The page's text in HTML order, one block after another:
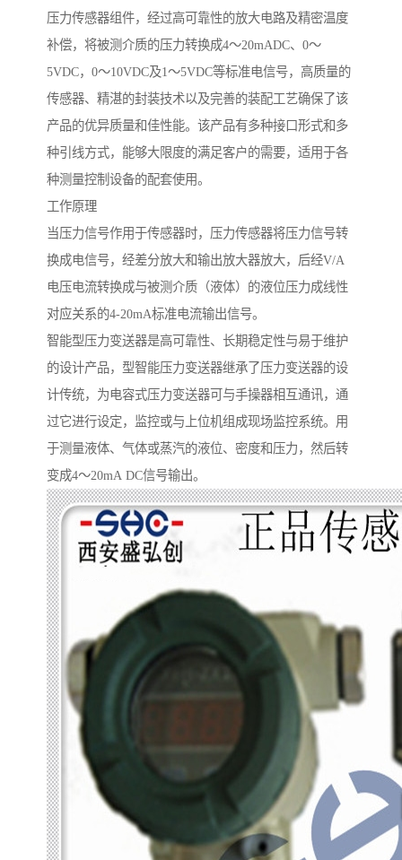
压力传感器组件，经过高可靠性的放大电路及精密温度
补偿，将被测介质的压力转换成4～20mADC、0～
5VDC，0～10VDC及1～5VDC等标准电信号，高质量的
传感器、精湛的封装技术以及完善的装配工艺确保了该
产品的优异质量和佳性能。该产品有多种接口形式和多
种引线方式，能够大限度的满足客户的需要，适用于各
种测量控制设备的配套使用。
工作原理
当压力信号作用于传感器时，压力传感器将压力信号转
换成电信号，经差分放大和输出放大器放大，后经V/A
电压电流转换成与被测介质（液体）的液位压力成线性
对应关系的4-20mA标准电流输出信号。
智能型压力变送器是高可靠性、长期稳定性与易于维护
的设计产品，型智能压力变送器继承了压力变送器的设
计传统，为电容式压力变送器可与手操器相互通讯，通
过它进行设定，监控或与上位机组成现场监控系统。用
于测量液体、气体或蒸汽的液位、密度和压力，然后转
变成4～20mA DC信号输出。